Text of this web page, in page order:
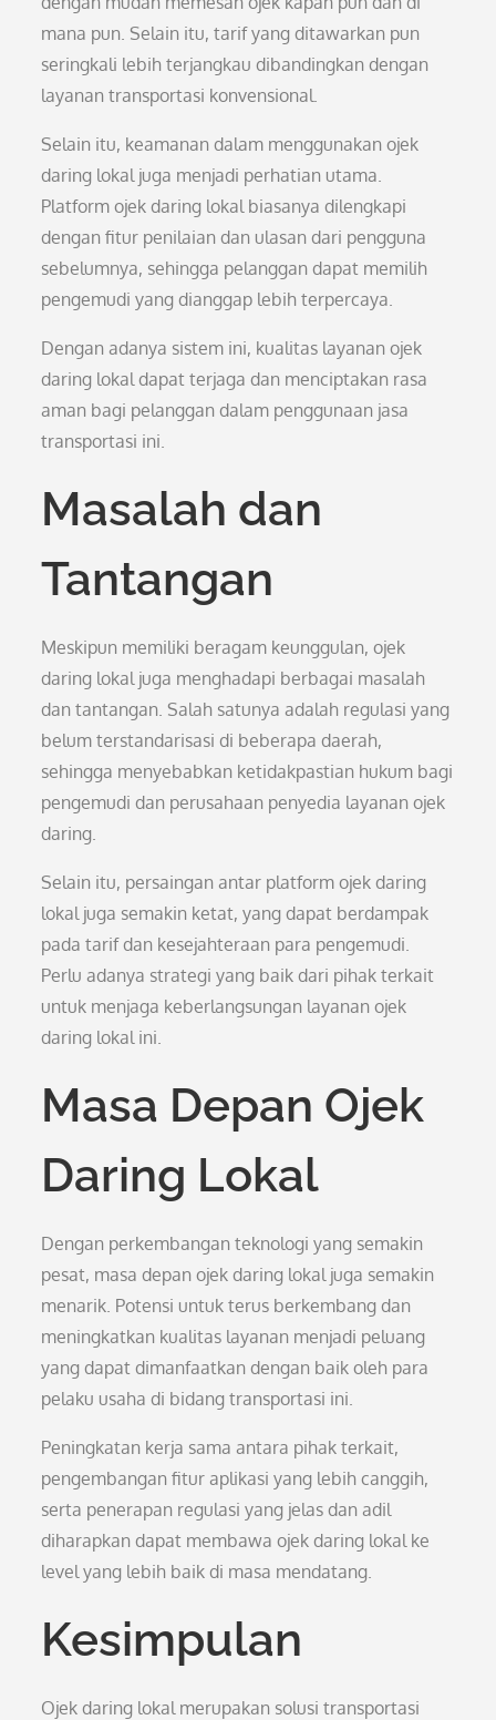
mana pun. Selain itu, tarif yang ditawarkan pun
seringkali lebih terjangkau dibandingkan dengan
layanan transportasi konvensional.
Selain itu, keamanan dalam menggunakan ojek
daring lokal juga menjadi perhatian utama.
Platform ojek daring lokal biasanya dilengkapi
dengan fitur penilaian dan ulasan dari pengguna
sebelumnya, sehingga pelanggan dapat memilih
pengemudi yang dianggap lebih terpercaya.
Dengan adanya sistem ini, kualitas layanan ojek
daring lokal dapat terjaga dan menciptakan rasa
aman bagi pelanggan dalam penggunaan jasa
transportasi ini.
Masalah dan
Tantangan
Meskipun memiliki beragam keunggulan, ojek
daring lokal juga menghadapi berbagai masalah
dan tantangan. Salah satunya adalah regulasi yang
belum terstandarisasi di beberapa daerah,
sehingga menyebabkan ketidakpastian hukum bagi
pengemudi dan perusahaan penyedia layanan ojek
daring.
Selain itu, persaingan antar platform ojek daring
lokal juga semakin ketat, yang dapat berdampak
pada tarif dan kesejahteraan para pengemudi.
Perlu adanya strategi yang baik dari pihak terkait
untuk menjaga keberlangsungan layanan ojek
daring lokal ini.
Masa Depan Ojek
Daring Lokal
Dengan perkembangan teknologi yang semakin
pesat, masa depan ojek daring lokal juga semakin
menarik. Potensi untuk terus berkembang dan
meningkatkan kualitas layanan menjadi peluang
yang dapat dimanfaatkan dengan baik oleh para
pelaku usaha di bidang transportasi ini.
Peningkatan kerja sama antara pihak terkait,
pengembangan fitur aplikasi yang lebih canggih,
serta penerapan regulasi yang jelas dan adil
diharapkan dapat membawa ojek daring lokal ke
level yang lebih baik di masa mendatang.
Kesimpulan
Ojek daring lokal merupakan solusi transportasi